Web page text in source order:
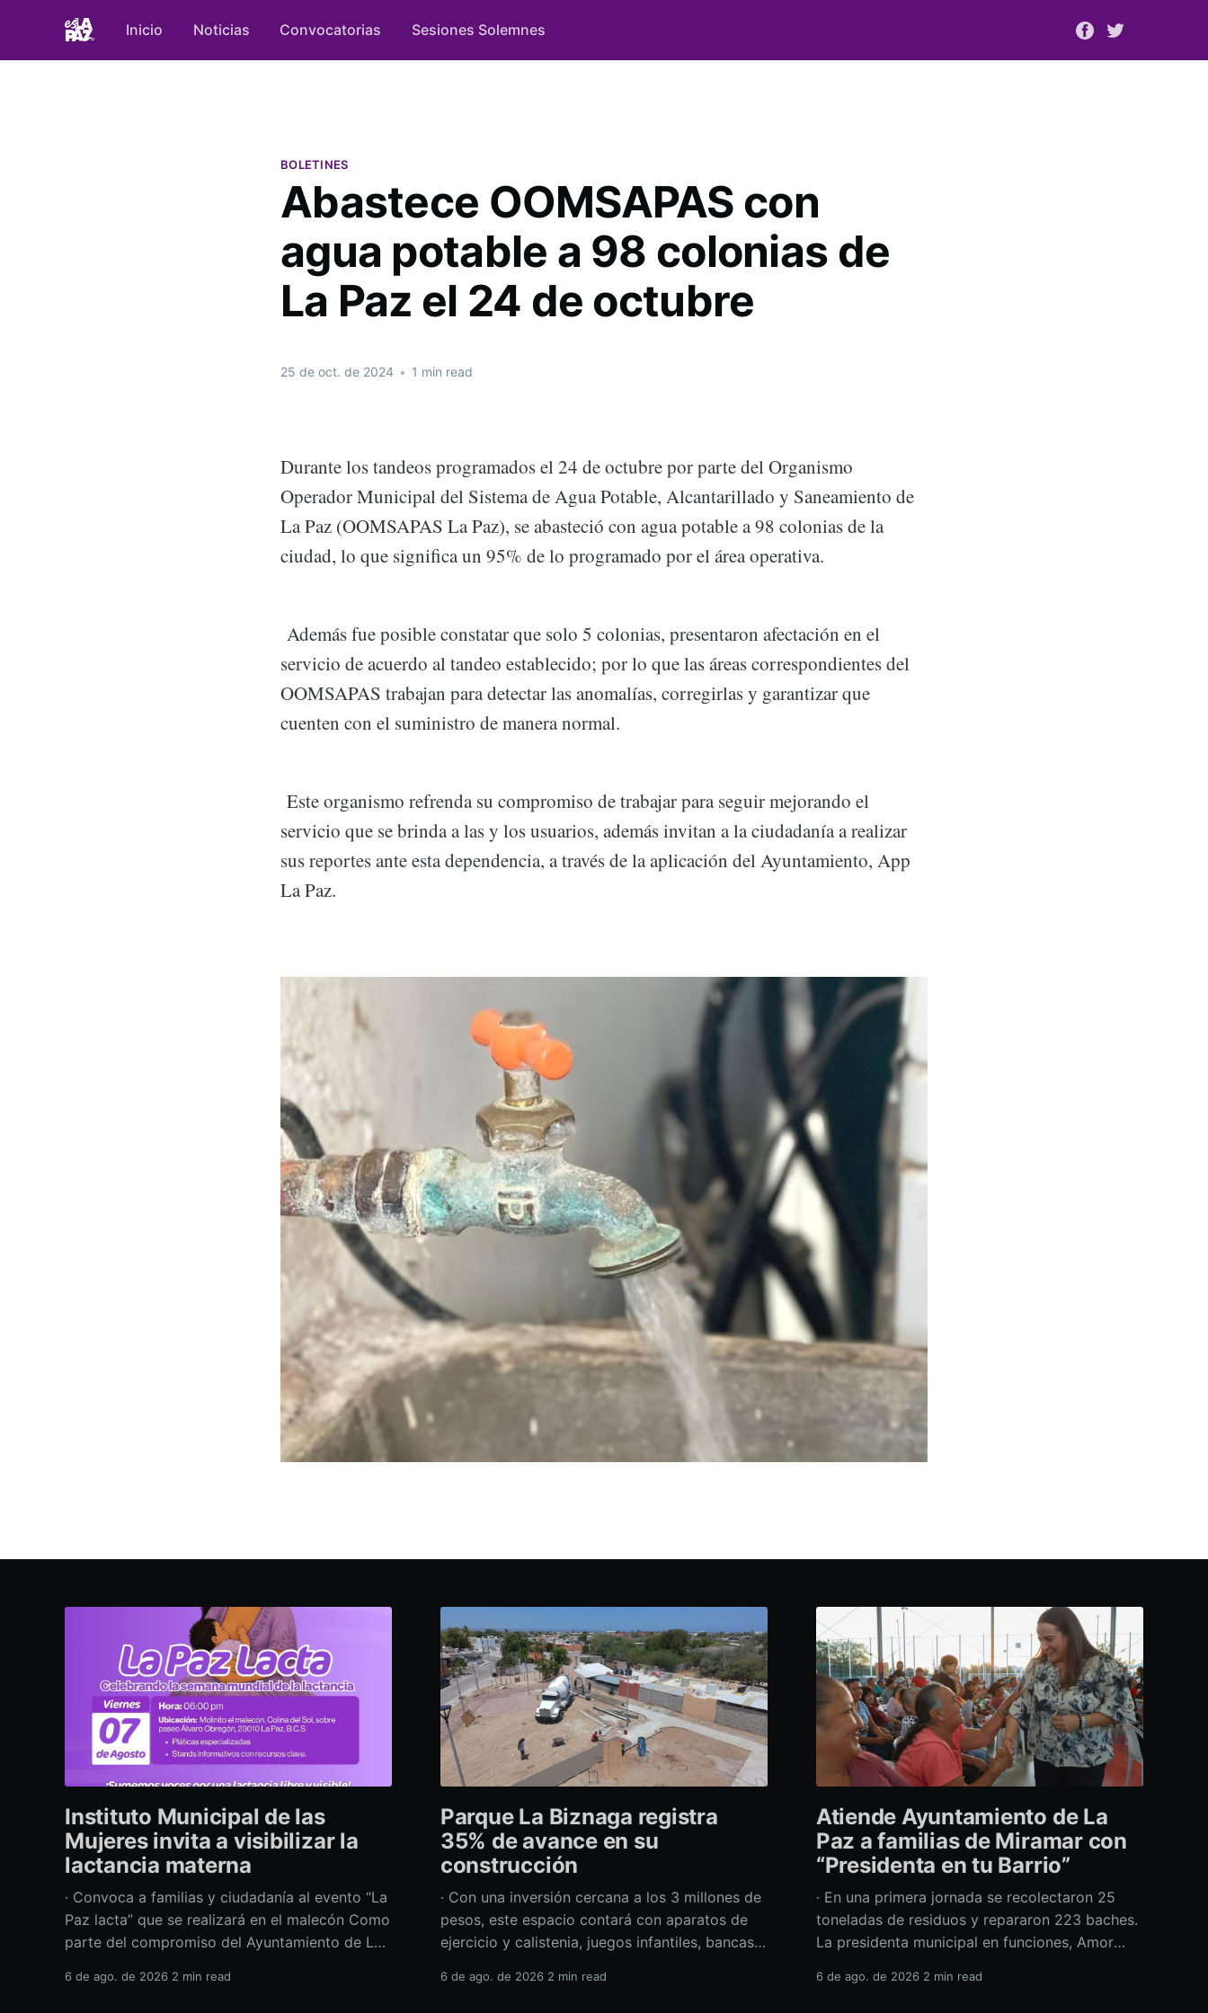
Inicio Noticias Convocatorias Sesiones Solemnes
BOLETINES
Abastece OOMSAPAS con
agua potable a 98 colonias de
La Paz el 24 de octubre
25 de oct. de 2024 • 1 min read
Durante los tandeos programados el 24 de octubre por parte del Organismo
Operador Municipal del Sistema de Agua Potable, Alcantarillado y Saneamiento de
La Paz (OOMSAPAS La Paz), se abasteció con agua potable a 98 colonias de la
ciudad, lo que significa un 95% de lo programado por el área operativa.
Además fue posible constatar que solo 5 colonias, presentaron afectación en el
servicio de acuerdo al tandeo establecido; por lo que las áreas correspondientes del
OOMSAPAS trabajan para detectar las anomalías, corregirlas y garantizar que
cuenten con el suministro de manera normal.
Este organismo refrenda su compromiso de trabajar para seguir mejorando el
servicio que se brinda a las y los usuarios, además invitan a la ciudadanía a realizar
sus reportes ante esta dependencia, a través de la aplicación del Ayuntamiento, App
La Paz.
Instituto Municipal de las
Mujeres invita a visibilizar la
lactancia materna
· Convoca a familias y ciudadanía al evento “La
Paz lacta” que se realizará en el malecón Como
parte del compromiso del Ayuntamiento de La
promuevan el bienestar, la salud y los derechos
6 de ago. de 2026 2 min read
Parque La Biznaga registra
35% de avance en su
construcción
· Con una inversión cercana a los 3 millones de
pesos, este espacio contará con aparatos de
ejercicio y calistenia, juegos infantiles, bancas,
alcaldesa de La Paz en funciones, Amor Fenech
6 de ago. de 2026 2 min read
Atiende Ayuntamiento de La
Paz a familias de Miramar con
“Presidenta en tu Barrio”
· En una primera jornada se recolectaron 25
toneladas de residuos y repararon 223 baches.
La presidenta municipal en funciones, Amor
programa “Presidenta en tu Barrio” en la
6 de ago. de 2026 2 min read